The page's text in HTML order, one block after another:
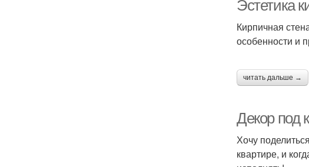
Эстетика
Кирпичная
особенности и
читать дальше →
Декор под
Хочу
квартире, и